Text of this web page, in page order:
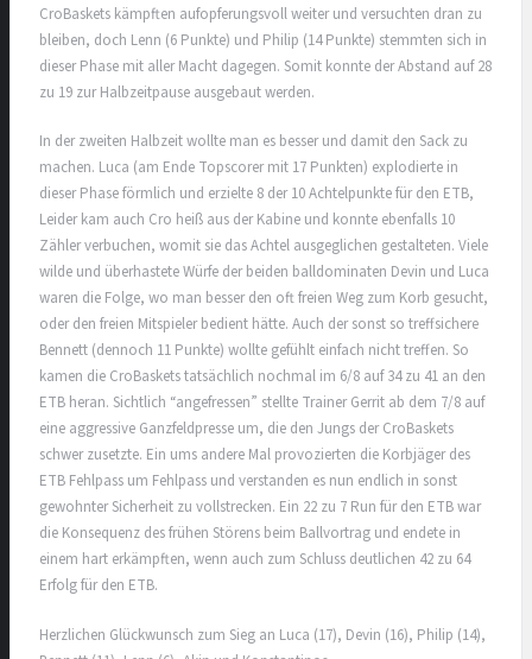
CroBaskets kämpften aufopferungsvoll weiter und versuchten dran zu
bleiben, doch Lenn (6 Punkte) und Philip (14 Punkte) stemmten sich in
dieser Phase mit aller Macht dagegen. Somit konnte der Abstand auf 28
zu 19 zur Halbzeitpause ausgebaut werden.
In der zweiten Halbzeit wollte man es besser und damit den Sack zu
machen. Luca (am Ende Topscorer mit 17 Punkten) explodierte in
dieser Phase förmlich und erzielte 8 der 10 Achtelpunkte für den ETB,
Leider kam auch Cro heiß aus der Kabine und konnte ebenfalls 10
Zähler verbuchen, womit sie das Achtel ausgeglichen gestalteten. Viele
wilde und überhastete Würfe der beiden balldominaten Devin und Luca
waren die Folge, wo man besser den oft freien Weg zum Korb gesucht,
oder den freien Mitspieler bedient hätte. Auch der sonst so treffsichere
Bennett (dennoch 11 Punkte) wollte gefühlt einfach nicht treffen. So
kamen die CroBaskets tatsächlich nochmal im 6/8 auf 34 zu 41 an den
ETB heran. Sichtlich “angefressen” stellte Trainer Gerrit ab dem 7/8 auf
eine aggressive Ganzfeldpresse um, die den Jungs der CroBaskets
schwer zusetzte. Ein ums andere Mal provozierten die Korbjäger des
ETB Fehlpass um Fehlpass und verstanden es nun endlich in sonst
gewohnter Sicherheit zu vollstrecken. Ein 22 zu 7 Run für den ETB war
die Konsequenz des frühen Störens beim Ballvortrag und endete in
einem hart erkämpften, wenn auch zum Schluss deutlichen 42 zu 64
Erfolg für den ETB.
Herzlichen Glückwunsch zum Sieg an Luca (17), Devin (16), Philip (14),